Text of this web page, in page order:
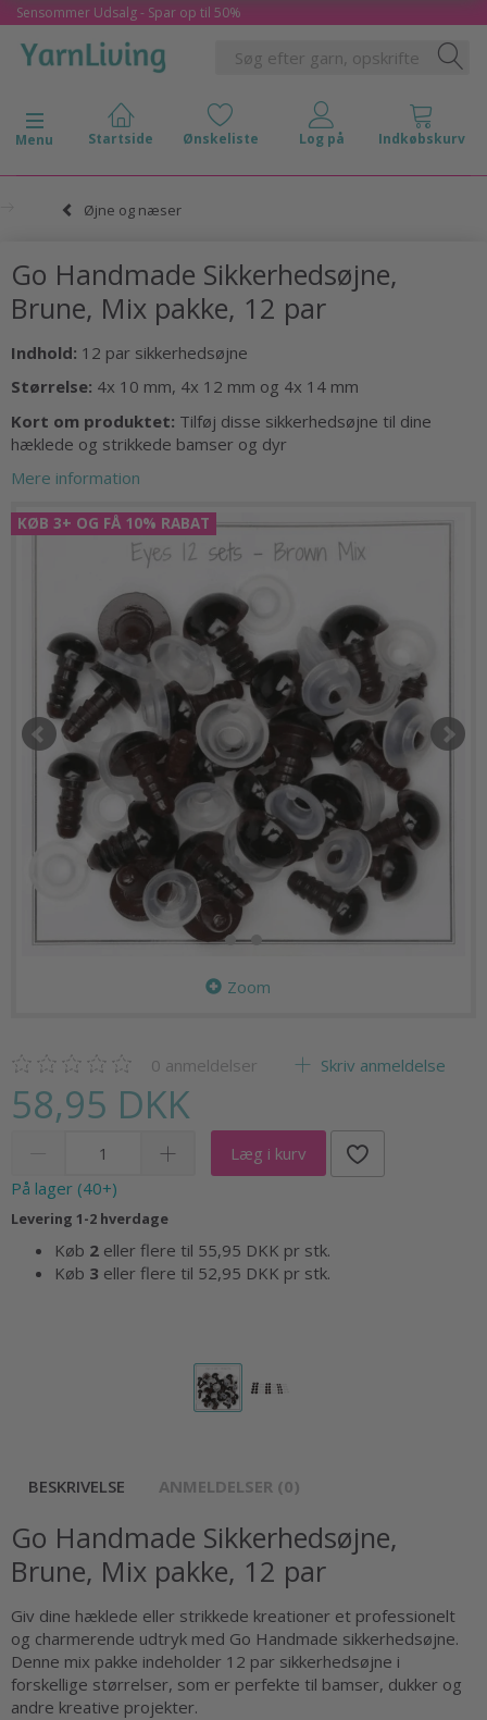
Sensommer Udsalg - Spar op til 50%
Skifte navigation
Menu
Øjne og næser
Go Handmade Sikkerhedsøjne,
Brune, Mix pakke, 12 par
Indhold: 12 par sikkerhedsøjne
Størrelse: 4x 10 mm, 4x 12 mm og 4x 14 mm
Kort om produktet: Tilføj disse sikkerhedsøjne til dine
hæklede og strikkede bamser og dyr
Mere information
KØB 3+ OG FÅ 10% RABAT
Zoom
0 anmeldelser Skriv anmeldelse
58,95 DKK
Læg i kurv
På lager (40+)
Levering 1-2 hverdage
Køb 2 eller flere til 55,95 DKK pr stk.
Køb 3 eller flere til 52,95 DKK pr stk.
BESKRIVELSE ANMELDELSER (0)
Go Handmade Sikkerhedsøjne,
Brune, Mix pakke, 12 par
Giv dine hæklede eller strikkede kreationer et professionelt
og charmerende udtryk med Go Handmade sikkerhedsøjne.
Denne mix pakke indeholder 12 par sikkerhedsøjne i
forskellige størrelser, som er perfekte til bamser, dukker og
andre kreative projekter.